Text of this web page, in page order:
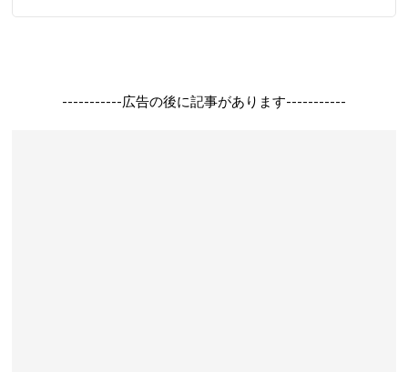
-----------広告の後に記事があります-----------